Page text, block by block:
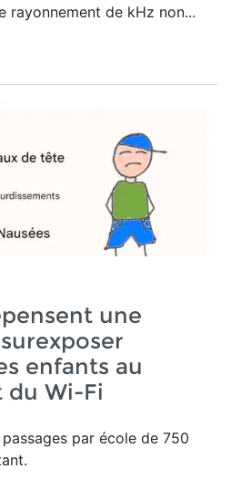
rayonnement de kHz non...
une
enfants au
du Wi-Fi
par école de 750